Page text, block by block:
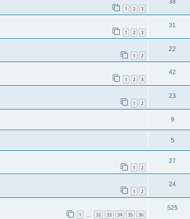
1 2 3
38
1 2 3
31
1 2
22
1 2 3
42
1 2
23
9
5
1 2
27
1 2
24
1 32 33 34 35 36
525